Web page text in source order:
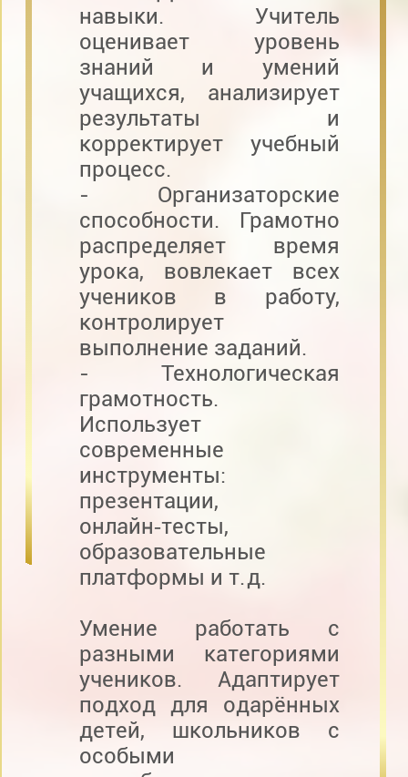
навыки. Учитель
оценивает уровень
знаний и умений
учащихся, анализирует
результаты и
корректирует учебный
процесс.
- Организаторские
способности. Грамотно
распределяет время
урока, вовлекает всех
учеников в работу,
контролирует
выполнение заданий.
- Технологическая
грамотность.
Использует
современные
инструменты:
презентации,
онлайн‑тесты,
образовательные
платформы и т. д.
Умение работать с
разными категориями
учеников. Адаптирует
подход для одарённых
детей, школьников с
особыми